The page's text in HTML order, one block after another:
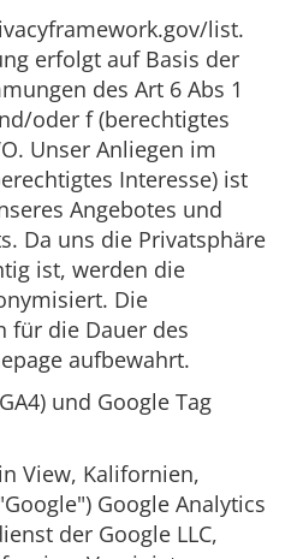
list.
erfolgt auf Basis der
des Art 6 Abs 1
oder f (berechtigtes
Unser Anliegen im
Interesse) ist
Angebotes und
Da uns die Privatsphäre
ist, werden die
Die
für die Dauer des
aufbewahrt.
und Google Tag
View, Kalifornien,
Google Analytics
der Google LLC,